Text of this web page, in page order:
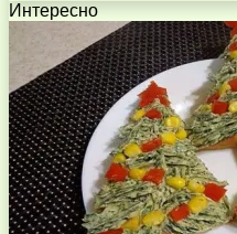
Интересно